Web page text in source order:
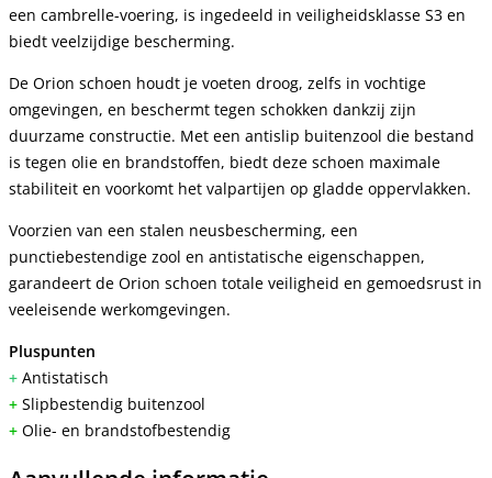
een cambrelle-voering, is ingedeeld in veiligheidsklasse S3 en
biedt veelzijdige bescherming.
De Orion schoen houdt je voeten droog, zelfs in vochtige
omgevingen, en beschermt tegen schokken dankzij zijn
duurzame constructie. Met een antislip buitenzool die bestand
is tegen olie en brandstoffen, biedt deze schoen maximale
stabiliteit en voorkomt het valpartijen op gladde oppervlakken.
Voorzien van een stalen neusbescherming, een
punctiebestendige zool en antistatische eigenschappen,
garandeert de Orion schoen totale veiligheid en gemoedsrust in
veeleisende werkomgevingen.
Pluspunten
+ Antistatisch
+ Slipbestendig buitenzool
+ Olie- en brandstofbestendig